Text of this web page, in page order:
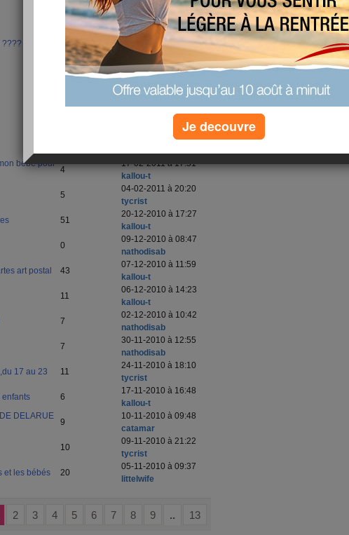
25-11-2013 à 06:48
roumanie
????
15
13-06-2013 à 22:47
tycrist
21
13-06-2013 à 22:40
tycrist
15-03-2012 à 12:10
29-12-2011 à 20:14
27-04-2011 à 14:18
bébé pour
4
17-02-2011 à 17:51
kallou-t
5
04-02-2011 à 20:20
tycrist
51
20-12-2010 à 17:27
kallou-t
0
09-12-2010 à 08:47
nathodisab
art postal
43
07-12-2010 à 11:59
kallou-t
11
06-12-2010 à 14:23
kallou-t
7
02-12-2010 à 10:42
nathodisab
7
30-11-2010 à 12:55
nathodisab
17 au 23
11
24-11-2010 à 18:10
tycrist
enfants
6
17-11-2010 à 16:48
kallou-t
DELARUE
9
10-11-2010 à 09:48
catamar
10
09-11-2010 à 21:22
tycrist
et les bébés
20
05-11-2010 à 09:37
littelwife
13
..
9
8
7
6
5
4
3
2
Je decouvre